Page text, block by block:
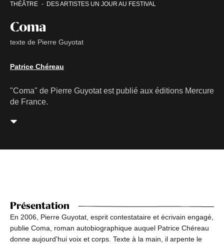
Coma
texte de Pierre Guyotat
THÉÂTRE DES ARTISTES UN JOUR AU FESTIVAL
Patrice Chéreau
"Coma" de Pierre Guyotat est publié aux éditions Mercure
de France.
Présentation
En 2006, Pierre Guyotat, esprit contestataire et écrivain engagé,
publie Coma, roman autobiographique auquel Patrice Chéreau
donne aujourd'hui voix et corps. Texte à la main, il arpente le